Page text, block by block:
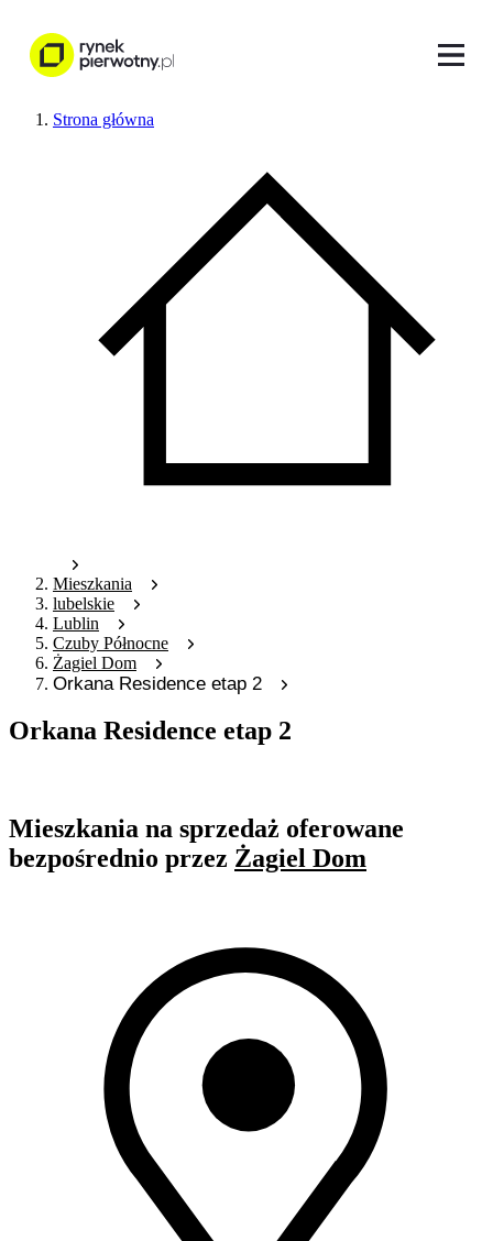
Strona główna
Mieszkania
lubelskie
Lublin
Czuby Północne
Żagiel Dom
Orkana Residence etap 2
Orkana Residence etap 2
Mieszkania na sprzedaż oferowane
bezpośrednio przez Żagiel Dom